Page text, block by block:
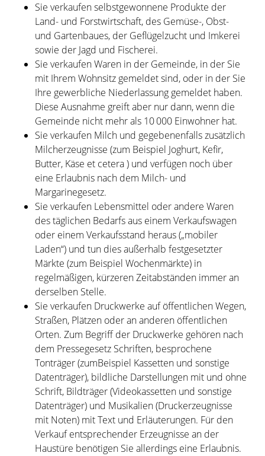
Sie verkaufen selbstgewonnene Produkte der
Land- und Forstwirtschaft, des Gemüse-, Obst-
und Gartenbaues, der Geflügelzucht und Imkerei
sowie der Jagd und Fischerei.
Sie verkaufen Waren in der Gemeinde, in der Sie
mit Ihrem Wohnsitz gemeldet sind, oder in der Sie
Ihre gewerbliche Niederlassung gemeldet haben.
Diese Ausnahme greift aber nur dann, wenn die
Gemeinde nicht mehr als 10 000 Einwohner hat.
Sie verkaufen Milch und gegebenenfalls zusätzlich
Milcherzeugnisse (zum Beispiel Joghurt, Kefir,
Butter, Käse et cetera ) und verfügen noch über
eine Erlaubnis nach dem Milch- und
Margarinegesetz.
Sie verkaufen Lebensmittel oder andere Waren
des täglichen Bedarfs aus einem Verkaufswagen
oder einem Verkaufsstand heraus („mobiler
Laden“) und tun dies außerhalb festgesetzter
Märkte (zum Beispiel Wochenmärkte) in
regelmäßigen, kürzeren Zeitabständen immer an
derselben Stelle.
Sie verkaufen Druckwerke auf öffentlichen Wegen,
Straßen, Plätzen oder an anderen öffentlichen
Orten. Zum Begriff der Druckwerke gehören nach
dem Pressegesetz Schriften, besprochene
Tonträger (zumBeispiel Kassetten und sonstige
Datenträger), bildliche Darstellungen mit und ohne
Schrift, Bildträger (Videokassetten und sonstige
Datenträger) und Musikalien (Druckerzeugnisse
mit Noten) mit Text und Erläuterungen. Für den
Verkauf entsprechender Erzeugnisse an der
Haustüre benötigen Sie allerdings eine Erlaubnis.